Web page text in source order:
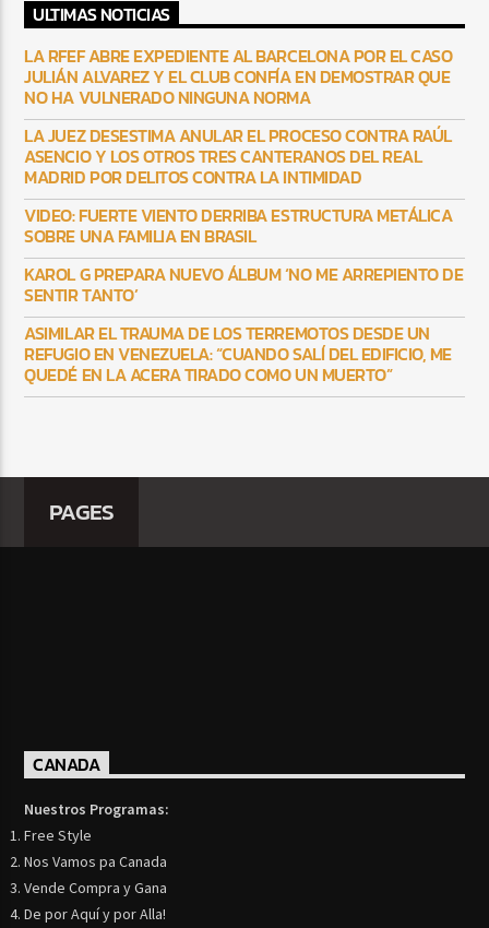
ULTIMAS NOTICIAS
LA RFEF ABRE EXPEDIENTE AL BARCELONA POR EL CASO
JULIÁN ALVAREZ Y EL CLUB CONFÍA EN DEMOSTRAR QUE
NO HA VULNERADO NINGUNA NORMA
LA JUEZ DESESTIMA ANULAR EL PROCESO CONTRA RAÚL
ASENCIO Y LOS OTROS TRES CANTERANOS DEL REAL
MADRID POR DELITOS CONTRA LA INTIMIDAD
VIDEO: FUERTE VIENTO DERRIBA ESTRUCTURA METÁLICA
SOBRE UNA FAMILIA EN BRASIL
KAROL G PREPARA NUEVO ÁLBUM ‘NO ME ARREPIENTO DE
SENTIR TANTO’
ASIMILAR EL TRAUMA DE LOS TERREMOTOS DESDE UN
REFUGIO EN VENEZUELA: “CUANDO SALÍ DEL EDIFICIO, ME
QUEDÉ EN LA ACERA TIRADO COMO UN MUERTO”
PAGES
CANADA
Nuestros Programas:
Free Style
Nos Vamos pa Canada
Vende Compra y Gana
De por Aquí y por Alla!